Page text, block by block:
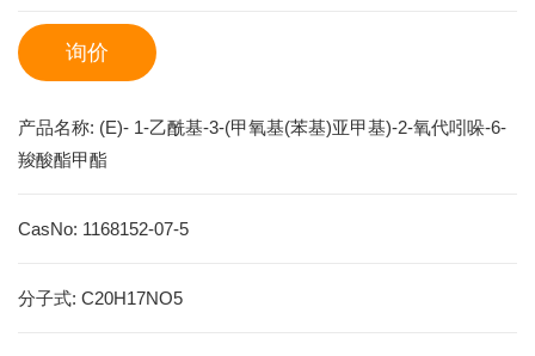
询价
产品名称: (E)- 1-乙酰基-3-(甲氧基(苯基)亚甲基)-2-氧代吲哚-6-
羧酸酯甲酯
CasNo: 1168152-07-5
分子式: C20H17NO5